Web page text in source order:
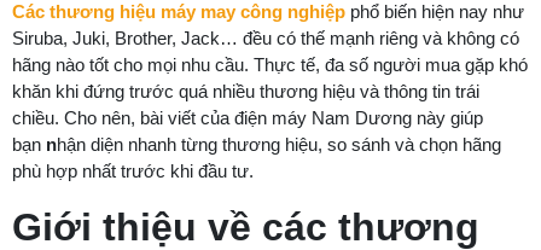
Các thương hiệu máy may công nghiệp phổ biến hiện nay như
Siruba, Juki, Brother, Jack… đều có thế mạnh riêng và không có
hãng nào tốt cho mọi nhu cầu. Thực tế, đa số người mua gặp khó
khăn khi đứng trước quá nhiều thương hiệu và thông tin trái
chiều. Cho nên, bài viết của điện máy Nam Dương này giúp
bạn nhận diện nhanh từng thương hiệu, so sánh và chọn hãng
phù hợp nhất trước khi đầu tư.
Giới thiệu về các thương